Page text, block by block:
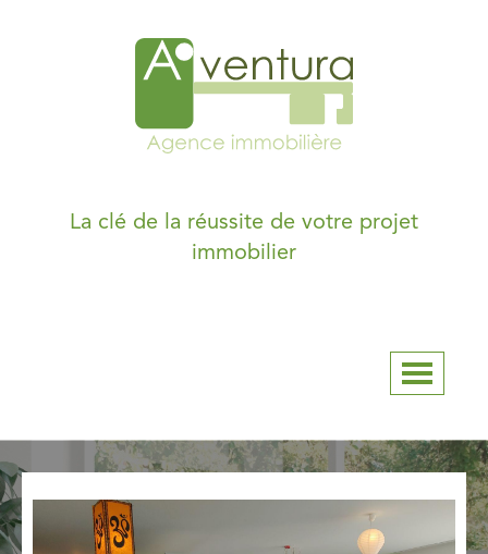
La clé de la réussite de votre projet
immobilier